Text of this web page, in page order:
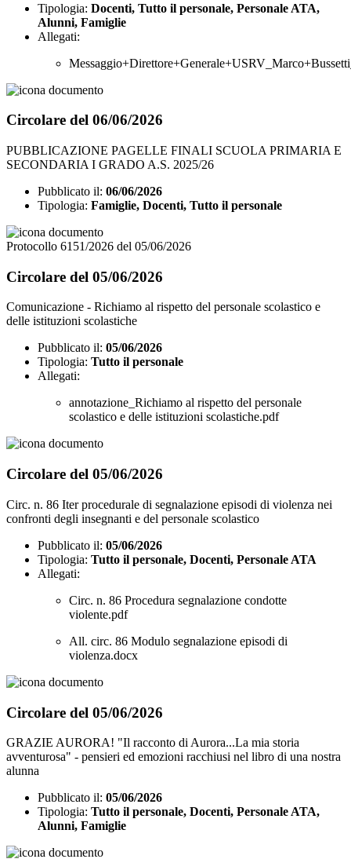
Tipologia: Docenti, Tutto il personale, Personale ATA,
Alunni, Famiglie
Allegati:
Circolare del 06/06/2026
PUBBLICAZIONE PAGELLE FINALI SCUOLA PRIMARIA E
SECONDARIA I GRADO A.S. 2025/26
Pubblicato il: 06/06/2026
Tipologia: Famiglie, Docenti, Tutto il personale
Protocollo 6151/2026 del 05/06/2026
Circolare del 05/06/2026
Comunicazione - Richiamo al rispetto del personale scolastico e
delle istituzioni scolastiche
Pubblicato il: 05/06/2026
Tipologia: Tutto il personale
Allegati:
annotazione_Richiamo al rispetto del personale
scolastico e delle istituzioni scolastiche.pdf
Circolare del 05/06/2026
Circ. n. 86 Iter procedurale di segnalazione episodi di violenza nei
confronti degli insegnanti e del personale scolastico
Pubblicato il: 05/06/2026
Tipologia: Tutto il personale, Docenti, Personale ATA
Allegati:
Circ. n. 86 Procedura segnalazione condotte
violente.pdf
All. circ. 86 Modulo segnalazione episodi di
violenza.docx
Circolare del 05/06/2026
GRAZIE AURORA! "Il racconto di Aurora...La mia storia
avventurosa" - pensieri ed emozioni racchiusi nel libro di una nostra
alunna
Pubblicato il: 05/06/2026
Tipologia: Tutto il personale, Docenti, Personale ATA,
Alunni, Famiglie